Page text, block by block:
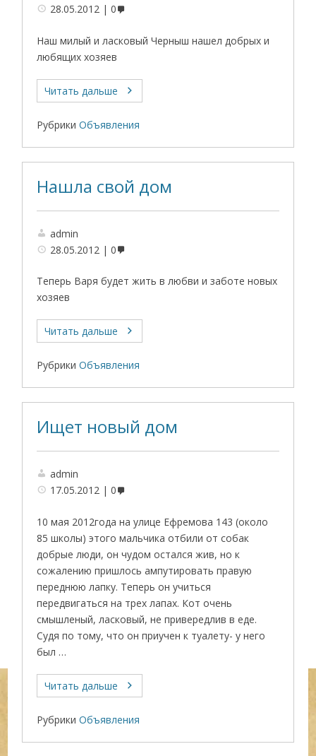
28.05.2012
0
Наш милый и ласковый Черныш нашел добрых и
любящих хозяев
Читать дальше
Рубрики Объявления
Нашла свой дом
admin
28.05.2012
0
Теперь Варя будет жить в любви и заботе новых
хозяев
Читать дальше
Рубрики Объявления
Ищет новый дом
admin
17.05.2012
0
10 мая 2012года на улице Ефремова 143 (около
85 школы) этого мальчика отбили от собак
добрые люди, он чудом остался жив, но к
сожалению пришлось ампутировать правую
переднюю лапку. Теперь он учиться
передвигаться на трех лапах. Кот очень
смышленый, ласковый, не привередлив в еде.
Судя по тому, что он приучен к туалету- у него
был …
Читать дальше
Рубрики Объявления